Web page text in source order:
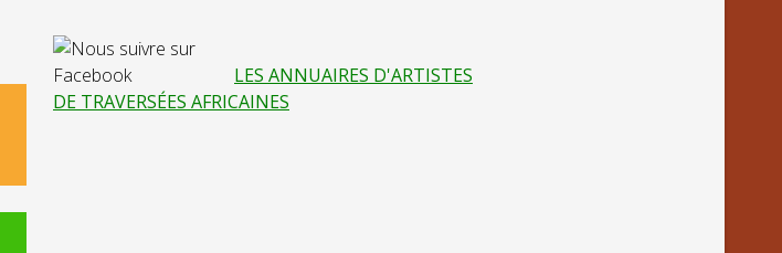
LES ANNUAIRES D'ARTISTES
DE TRAVERSÉES AFRICAINES